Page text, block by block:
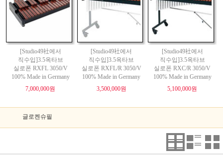
[Studio49社에서
직수입]3.5옥타브
실로폰 RXFL 3050/V
100% Made in Germany
7,000,000원
[Studio49社에서
직수입]3.5옥타브
실로폰 RXFL/R 3050/V
100% Made in Germany
3,500,000원
[Studio49社에서
직수입]3.5옥타브
실로폰 RXC/R 3050/V
100% Made in Germany
5,100,000원
글로켄슈필